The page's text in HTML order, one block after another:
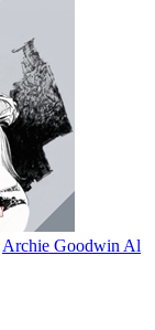
Archie Goodwin Al